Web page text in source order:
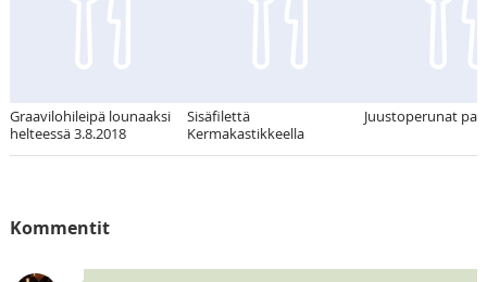
Graavilohileipä lounaaksi
helteessä 3.8.2018
Sisäfilettä
Kermakastikkeella
Juustoperunat
Kommentit